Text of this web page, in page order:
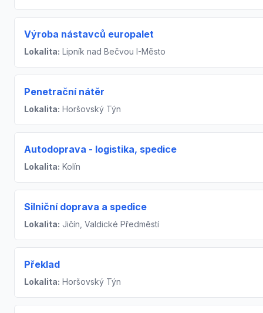
Výroba nástavců europalet
Lokalita: Lipník nad Bečvou I-Město
Penetrační nátěr
Lokalita: Horšovský Týn
Autodoprava - logistika, spedice
Lokalita: Kolín
Silniční doprava a spedice
Lokalita: Jičín, Valdické Předměstí
Překlad
Lokalita: Horšovský Týn